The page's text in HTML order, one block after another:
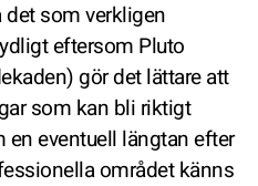
som verkligen
eftersom Pluto
gör det lättare att
som kan bli riktigt
eventuell längtan efter
området känns